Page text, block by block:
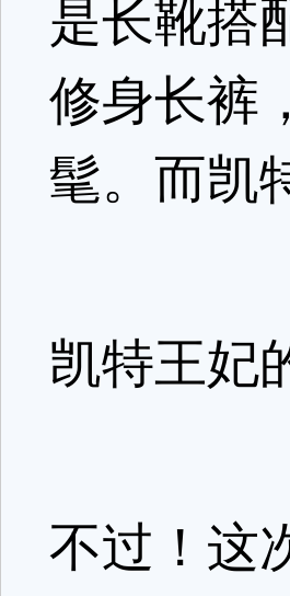
是长靴搭
修身长裤
髦。而凯
凯特王妃
不过！这